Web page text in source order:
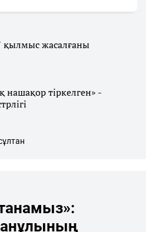
қылмыс жасалғаны
нашақор тіркелген» -